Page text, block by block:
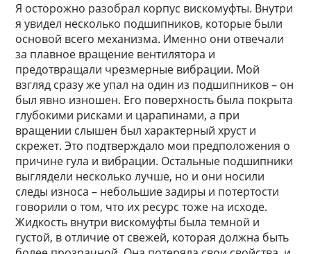
Я осторожно разобрал корпус вискомуфты. Внутри
я увидел несколько подшипников, которые были
основой всего механизма. Именно они отвечали
за плавное вращение вентилятора и
предотвращали чрезмерные вибрации. Мой
взгляд сразу же упал на один из подшипников – он
был явно изношен. Его поверхность была покрыта
глубокими рисками и царапинами, а при
вращении слышен был характерный хруст и
скрежет. Это подтверждало мои предположения о
причине гула и вибрации. Остальные подшипники
выглядели несколько лучше, но и они носили
следы износа – небольшие задиры и потертости
говорили о том, что их ресурс тоже на исходе.
Жидкость внутри вискомуфты была темной и
густой, в отличие от свежей, которая должна быть